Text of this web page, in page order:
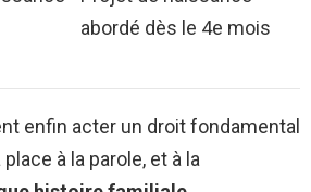
abordé dès le 4e mois
enfin acter un droit fondamental
à la parole, et à la